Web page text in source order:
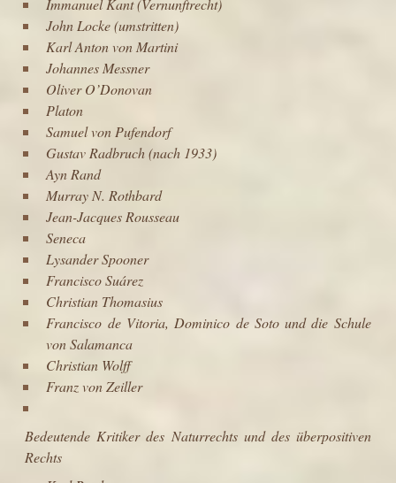
Immanuel Kant(Vernunftrecht)
John Locke(umstritten)
Karl Anton von Martini
Johannes Messner
Oliver O’Donovan
Platon
Samuel von Pufendorf
Gustav Radbruch(nach 1933)
Ayn Rand
Murray N. Rothbard
Jean-Jacques Rousseau
Seneca
Lysander Spooner
Francisco Suárez
Christian Thomasius
Francisco de Vitoria, Dominico de Sotound die Schule
von Salamanca
Christian Wolff
Franz von Zeiller
Bedeutende Kritiker des Naturrechts und des überpositiven
Rechts